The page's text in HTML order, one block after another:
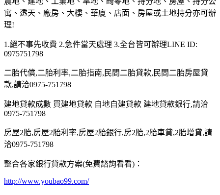
寓、透天、廠房、大樓、華廈、店面、房屋或土地持分亦可辦
理!
1.絕不事先收費 2.急件當天處理 3.全台皆可辦理LINE ID:
0975751798
二胎代償,二胎利率,二胎指南,民間二胎貸款,民間二胎房屋貸
款,請洽0975-751798
建地貸款成數 買建地貸款 自地自建貸款 建地貸款銀行,請洽
0975-751798
房屋2胎,房屋2胎利率,房屋2胎銀行,房2胎,2胎車貸,2胎增貸,請
洽0975-751798
整合各家銀行貸款方案(免費諮詢看看)：
http://www.youbao99.com/